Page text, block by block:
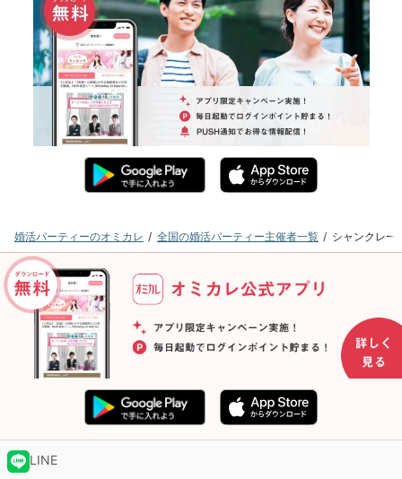
婚活パーティーのオミカレ 全国の婚活パーティー主催者一覧 シャンクレー
LINE